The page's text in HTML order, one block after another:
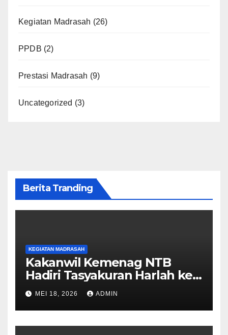
Kegiatan Madrasah (26)
PPDB (2)
Prestasi Madrasah (9)
Uncategorized (3)
Berita Tranding
KEGIATAN MADRASAH
Kakanwil Kemenag NTB
Hadiri Tasyakuran Harlah ke-
29 dan Lepas Pisah Siswa
Kelas IX MTsN 1 Lombok
Barat
MEI 18, 2026 ADMIN